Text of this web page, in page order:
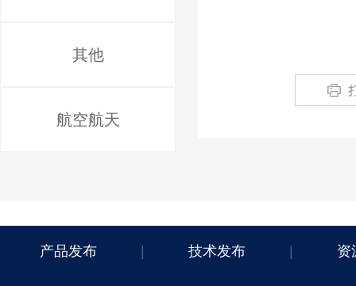
其他
航空航天
产品发布 技术发布 资